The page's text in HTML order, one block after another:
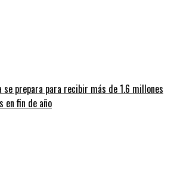
se prepara para recibir más de 1.6 millones
en fin de año